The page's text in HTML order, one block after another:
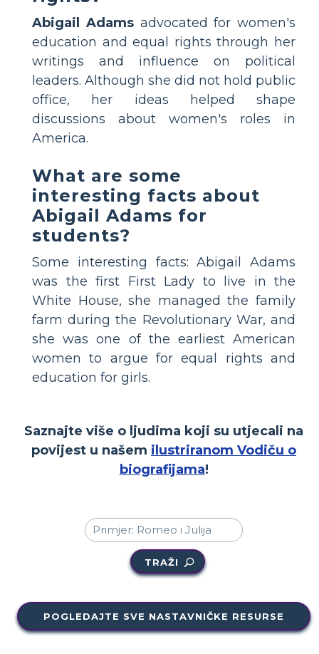
Abigail Adamsadvocated for women's
education and equal rights through her
writings and influence on political
leaders. Although she did not hold public
office, her ideas helped shape
discussions about women's roles in
America.
What are some
interesting facts about
Abigail Adams for
students?
Some interesting facts: Abigail Adams
was the first First Lady to live in the
White House, she managed the family
farm during the Revolutionary War, and
she was one of the earliest American
women to argue for equal rights and
education for girls.
Saznajte više o ljudima koji su utjecali na
povijest u našem ilustriranom Vodiču o
biografijama!
TRAŽI
POGLEDAJTE SVE NASTAVNIČKE RESURSE